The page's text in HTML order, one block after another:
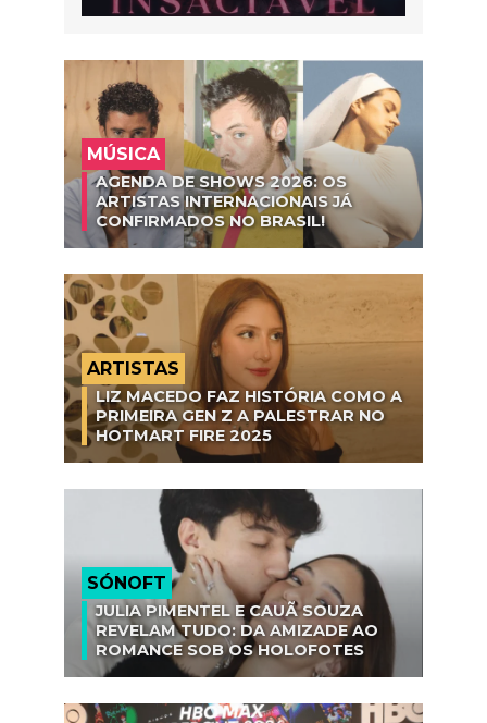
MÚSICA
AGENDA DE SHOWS 2026: OS
ARTISTAS INTERNACIONAIS JÁ
CONFIRMADOS NO BRASIL!
ARTISTAS
LIZ MACEDO FAZ HISTÓRIA COMO A
PRIMEIRA GEN Z A PALESTRAR NO
HOTMART FIRE 2025
SÓNOFT
JULIA PIMENTEL E CAUÃ SOUZA
REVELAM TUDO: DA AMIZADE AO
ROMANCE SOB OS HOLOFOTES